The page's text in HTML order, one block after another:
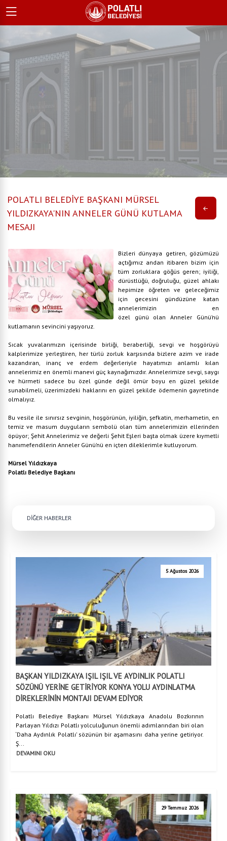
POLATLI BELEDİYE BAŞKANI MÜRSEL
YILDIZKAYA'NIN ANNELER GÜNÜ KUTLAMA
MESAJI
Bizleri dünyaya getiren, gözümüzü
açtığımız andan itibaren bizim için
tüm zorluklara göğüs geren; iyiliği,
dürüstlüğü, doğruluğu, güzel ahlakı
hepimize öğreten ve geleceğimiz
için gecesini gündüzüne katan
annelerimizin en
özel günü olan Anneler Günü’nü
kutlamanın sevincini yaşıyoruz.
Sıcak yuvalarımızın içerisinde birliği, beraberliği, sevgi ve hoşgörüyü
kalplerimize yerleştiren, her türlü zorluk karşısında bizlere azim ve irade
kazandıran, inanç ve erdem değerleriyle hayatımızı anlamlı kılan
annelerimiz en önemli manevi güç kaynağımızdır. Annelerimize sevgi, saygı
ve hürmeti sadece bu özel günde değil ömür boyu en güzel şekilde
sunabilmeli, üzerimizdeki haklarını en güzel şekilde ödemenin gayretinde
olmalıyız.
Bu vesile ile sınırsız sevginin, hoşgörünün, iyiliğin, şefkatin, merhametin, en
temiz ve masum duyguların sembolü olan tüm annelerimizin ellerinden
öpüyor; Şehit Annelerimiz ve değerli Şehit Eşleri başta olmak üzere kıymetli
hanımefendilerin Anneler Günü’nü en içten dileklerimle kutluyorum.
Mürsel Yıldızkaya
Polatlı Belediye Başkanı
DİĞER HABERLER
5 Ağustos 2026
BAŞKAN YILDIZKAYA IŞIL IŞIL VE AYDINLIK POLATLI
SÖZÜNÜ YERİNE GETİRİYOR KONYA YOLU AYDINLATMA
DİREKLERİNİN MONTAJI DEVAM EDİYOR
Polatlı Belediye Başkanı Mürsel Yıldızkaya Anadolu Bozkırının
Parlayan Yıldızı Polatlı yolculuğunun önemli adımlarından biri olan
‘Daha Aydınlık Polatlı’ sözünün bir aşamasını daha yerine getiriyor.
Ş...
DEVAMINI OKU
29 Temmuz 2026